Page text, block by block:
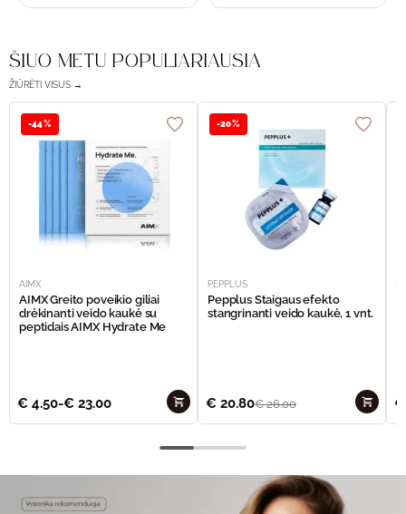
ŠIUO METU POPULIARIAUSIA
ŽIŪRĖTI VISUS →
-44%
AIMX
AIMX Greito poveikio giliai
drėkinanti veido kaukė su
peptidais AIMX Hydrate Me
€ 4.50-€ 23.00
-20%
PEPPLUS
Pepplus Staigaus efekto
stangrinanti veido kaukė, 1 vnt.
€ 20.80€26.00 €